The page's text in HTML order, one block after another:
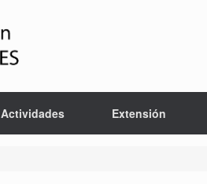
Actividades Extensión